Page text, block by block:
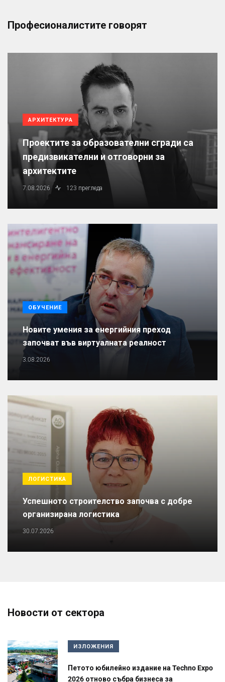
Професионалистите говорят
АРХИТЕКТУРА
Проектите за образователни сгради са
предизвикателни и отговорни за
архитектите
7.08.2026 123 прегледа
ОБУЧЕНИЕ
Новите умения за енергийния преход
започват във виртуалната реалност
3.08.2026
ЛОГИСТИКА
Успешното строителство започва с добре
организирана логистика
30.07.2026
Новости от сектора
ИЗЛОЖЕНИЯ
Петото юбилейно издание на Techno Expo
2026 отново събра бизнеса за